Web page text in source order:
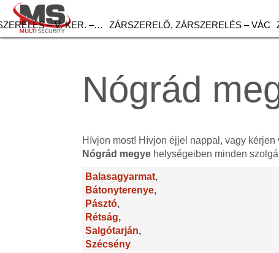
– V. KER. –… ZÁRSZERELŐ, ZÁRSZERELÉS – VÁC
Nógrád
Hívjon most! Hívjon éjjel nappal, vagy
Nógrád megye helységeiben minden
Balasagyarmat,
Bátonyterenye,
Pásztó,
Rétság,
Salgótarján,
Szécsény